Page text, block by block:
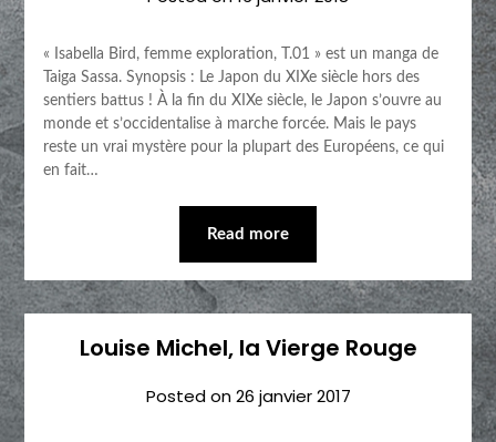
« Isabella Bird, femme exploration, T.01 » est un manga de
Taiga Sassa. Synopsis : Le Japon du XIXe siècle hors des
sentiers battus ! À la fin du XIXe siècle, le Japon s’ouvre au
monde et s’occidentalise à marche forcée. Mais le pays
reste un vrai mystère pour la plupart des Européens, ce qui
en fait…
Read more
Louise Michel, la Vierge Rouge
Posted on26 janvier 2017